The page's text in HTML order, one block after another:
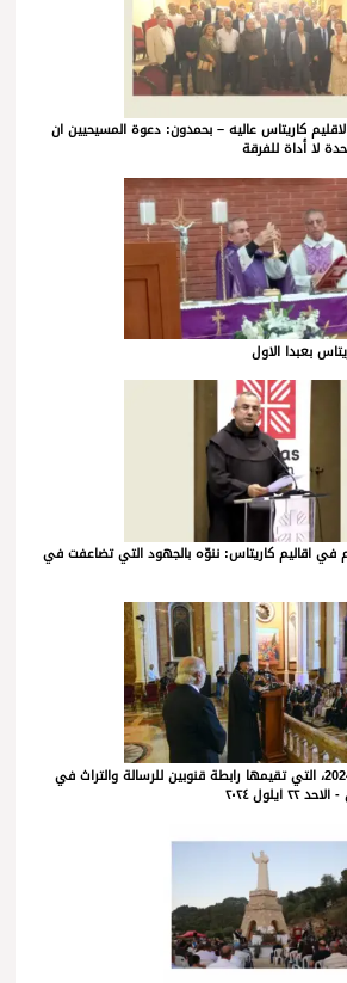
كاريتاس عاليه – بحمدون: دعوة المسيحيين ان
لا أداة للفرقة
بعبدا الاول
في اقاليم كاريتاس: ننوّه بالجهود التي تضاعفت في
حفل اختتام أنشطة صيف 2024، التي تقيمها رابطة قنوبين للرسالة والتراث في
٢٠٢٤